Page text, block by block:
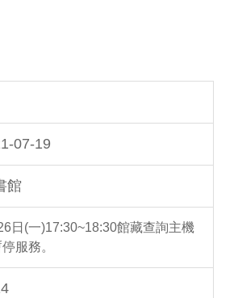
07-19
館
日(一)17:30~18:30館藏查詢主機
服務。